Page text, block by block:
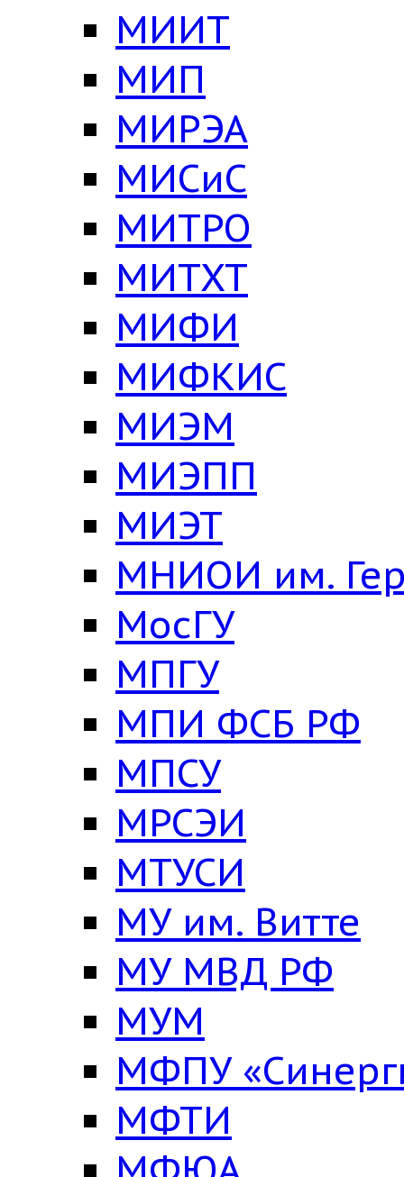
МИИТ
МИП
МИРЭА
МИСиС
МИТРО
МИТХТ
МИФИ
МИФКИС
МИЭМ
МИЭПП
МИЭТ
МНИОИ им.
МосГУ
МПГУ
МПИ ФСБ РФ
МПСУ
МРСЭИ
МТУСИ
МУ им. Витте
МУ МВД РФ
МУМ
МФПУ
МФТИ